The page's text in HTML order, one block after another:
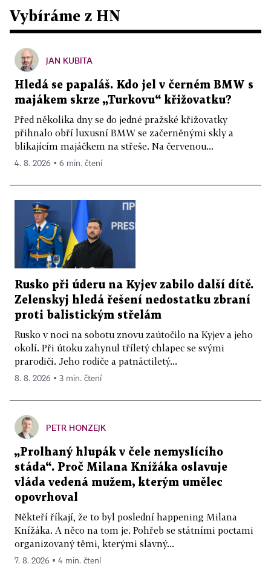
Vybíráme z HN
JAN KUBITA
Hledá se papaláš. Kdo jel v černém BMW s
majákem skrze „Turkovu“ křižovatku?
Před několika dny se do jedné pražské křižovatky
přihnalo obří luxusní BMW se začerněnými skly a
blikajícím majáčkem na střeše. Na červenou...
4. 8. 2026 ▪ 6 min. čtení
Rusko při úderu na Kyjev zabilo další dítě.
Zelenskyj hledá řešení nedostatku zbraní
proti balistickým střelám
Rusko v noci na sobotu znovu zaútočilo na Kyjev a jeho
okolí. Při útoku zahynul tříletý chlapec se svými
prarodiči. Jeho rodiče a patnáctiletý...
8. 8. 2026 ▪ 3 min. čtení
PETR HONZEJK
„Prolhaný hlupák v čele nemyslícího
stáda“. Proč Milana Knížáka oslavuje
vláda vedená mužem, kterým umělec
opovrhoval
Někteří říkají, že to byl poslední happening Milana
Knížáka. A něco na tom je. Pohřeb se státními poctami
organizovaný těmi, kterými slavný...
7. 8. 2026 ▪ 4 min. čtení